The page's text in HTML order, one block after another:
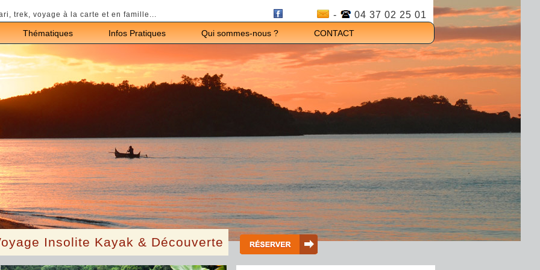
trek, voyage à la carte et en famille... - 04 37 02 25 01
Thématiques Infos Pratiques Qui sommes-nous ? CONTACT
Insolite Kayak & Découverte